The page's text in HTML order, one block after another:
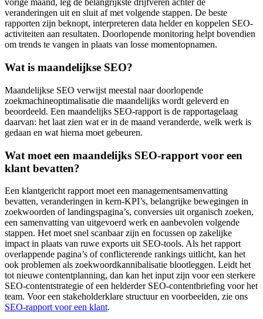
vorige maand, leg de belangrijkste drijfveren achter de
veranderingen uit en sluit af met volgende stappen. De beste
rapporten zijn beknopt, interpreteren data helder en koppelen SEO-
activiteiten aan resultaten. Doorlopende monitoring helpt bovendien
om trends te vangen in plaats van losse momentopnamen.
Wat is maandelijkse SEO?
Maandelijkse SEO verwijst meestal naar doorlopende
zoekmachineoptimalisatie die maandelijks wordt geleverd en
beoordeeld. Een maandelijks SEO-rapport is de rapportagelaag
daarvan: het laat zien wat er in de maand veranderde, welk werk is
gedaan en wat hierna moet gebeuren.
Wat moet een maandelijks SEO-rapport voor een
klant bevatten?
Een klantgericht rapport moet een managementsamenvatting
bevatten, veranderingen in kern-KPI’s, belangrijke bewegingen in
zoekwoorden of landingspagina’s, conversies uit organisch zoeken,
een samenvatting van uitgevoerd werk en aanbevolen volgende
stappen. Het moet snel scanbaar zijn en focussen op zakelijke
impact in plaats van ruwe exports uit SEO-tools. Als het rapport
overlappende pagina’s of conflicterende rankings uitlicht, kan het
ook problemen als zoekwoordkannibalisatie blootleggen. Leidt het
tot nieuwe contentplanning, dan kan het input zijn voor een sterkere
SEO-contentstrategie of een helderder SEO-contentbriefing voor het
team. Voor een stakeholderklare structuur en voorbeelden, zie ons
SEO-rapport voor een klant.